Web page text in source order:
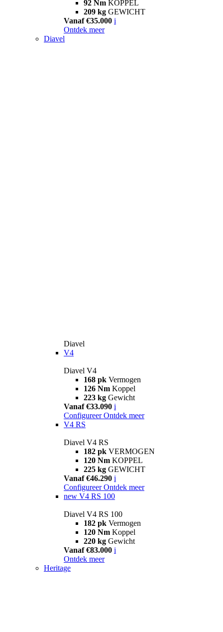
92 Nm KOPPEL
209 kg GEWICHT
Vanaf €35.000 i
Ontdek meer
Diavel
Diavel
V4
Diavel V4
168 pk Vermogen
126 Nm Koppel
223 kg Gewicht
Vanaf €33.090 i
Configureer Ontdek meer
V4 RS
Diavel V4 RS
182 pk VERMOGEN
120 Nm KOPPEL
225 kg GEWICHT
Vanaf €46.290 i
Configureer Ontdek meer
new V4 RS 100
Diavel V4 RS 100
182 pk Vermogen
120 Nm Koppel
220 kg Gewicht
Vanaf €83.000 i
Ontdek meer
Heritage